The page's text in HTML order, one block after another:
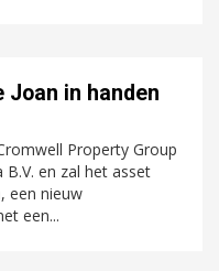
in handen
Property Group
B.V. en zal het asset
een nieuw
een...